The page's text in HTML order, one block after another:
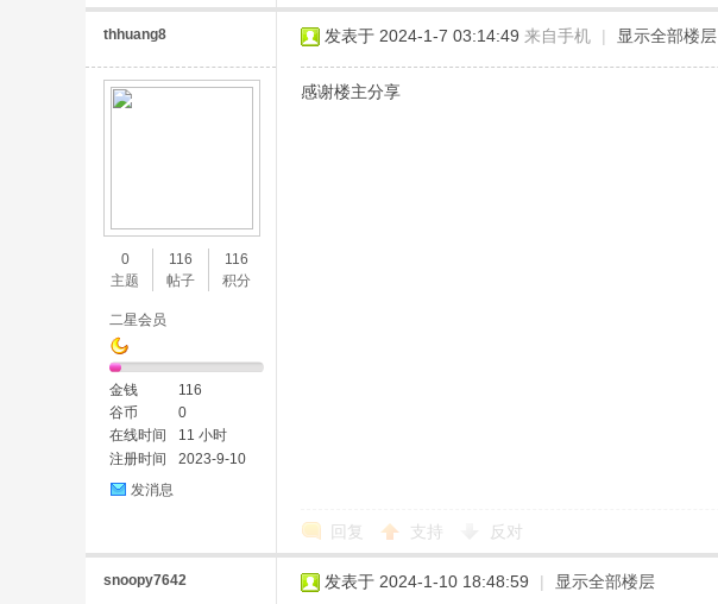
thhuang8
0
主题
116
帖子
116
积分
二星会员
金钱
116
谷币
0
在线时间
11 小时
注册时间
2023-9-10
发消息
发表于 2024-1-7 03:14:49 来自手机 | 显示全部楼层
感谢楼主分享
回复 支持 反对
snoopy7642 发表于 2024-1-10 18:48:59 | 显示全部楼层